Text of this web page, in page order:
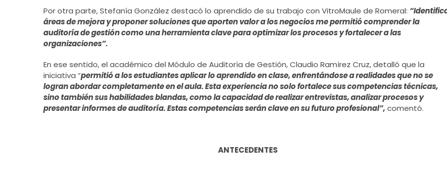
Por otra parte, Stefanía González destacó lo aprendido de su trabajo con VitroMaule de Romeral:
áreas de mejora y proponer soluciones que aporten valor a los negocios me permitió comprender la
auditoría de gestión como una herramienta clave para optimizar los procesos y fortalecer a las
organizaciones”.
En ese sentido, el académico del Módulo de Auditoría de Gestión, Claudio Ramírez Cruz, detalló que la
iniciativa “permitió a los estudiantes aplicar lo aprendido en clase, enfrentándose a realidades que no se
logran abordar completamente en el aula. Esta experiencia no solo fortalece sus competencias técnicas,
sino también sus habilidades blandas, como la capacidad de realizar entrevistas, analizar procesos y
presentar informes de auditoría. Estas competencias serán clave en su futuro profesional”,comentó.
ANTECEDENTES